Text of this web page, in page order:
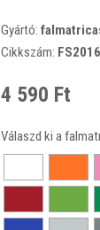
Gyártó:
Cikkszám:
4 590 Ft
Válaszd ki a